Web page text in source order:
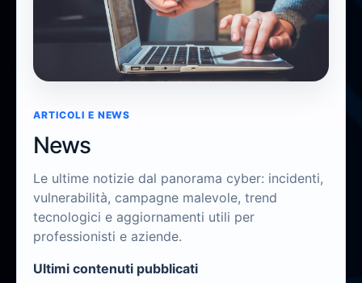
ARTICOLI E NEWS
News
Le ultime notizie dal panorama cyber: incidenti,
vulnerabilità, campagne malevole, trend
tecnologici e aggiornamenti utili per
professionisti e aziende.
Ultimi contenuti pubblicati